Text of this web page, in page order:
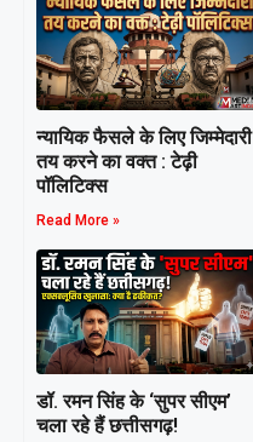
न्यायिक फैसले के लिए जिम्मेदारी
तय करने का वक्त : टेढ़ी
पॉलिटिक्स
Read More »
डॉ. रमन सिंह के ‘सुपर सीएम’
चला रहे हैं छत्तीसगढ़!